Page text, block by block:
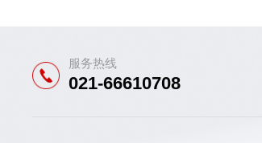
服务热线
021-66610708